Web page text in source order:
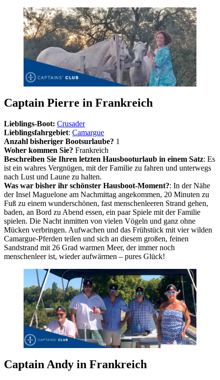
Captain Pierre in Frankreich
Lieblings-Boot: Crusader
Lieblingsfahrgebiet: Camargue
Anzahl bisheriger Bootsurlaube? 1
Woher kommen Sie? Frankreich
Beschreiben Sie Ihren letzten Hausbooturlaub in einem Satz: Es
ist ein wahres Vergnügen, mit der Familie zu fahren und unterwegs
nach Lust und Laune zu halten.
Was war bisher ihr schönster Hausboot-Moment?: In der Nähe
der Insel Maguelone am Nachmittag angekommen, 20 Minuten zu
Fuß zu einem wunderschönen, fast menschenleeren Strand gehen,
baden, an Bord zu Abend essen, ein paar Spiele mit der Familie
spielen. Die Nacht inmitten von vielen Vögeln und ganz ohne
Mücken verbringen. Aufwachen und das Frühstück mit vier wilden
Camargue-Pferden teilen und sich an diesem großen, feinen
Sandstrand mit 26 Grad warmen Meer, der immer noch
menschenleer ist, wieder aufwärmen – pures Glück!
Captain Andy in Frankreich